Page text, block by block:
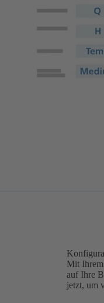
Mit
auf Ihre
jetzt, um